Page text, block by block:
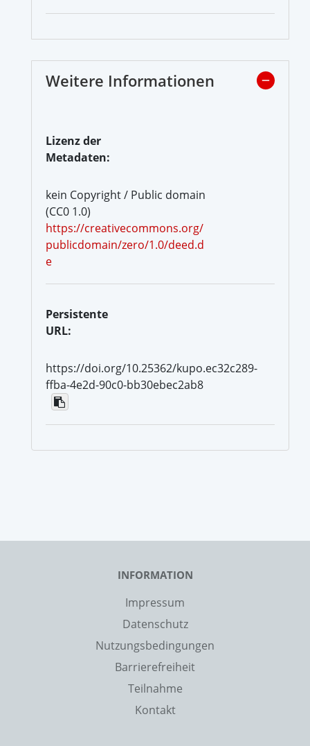
Weitere Informationen
Lizenz der
Metadaten:
kein Copyright / Public domain
(CC0 1.0)
https://creativecommons.org/
publicdomain/zero/1.0/deed.d
e
Persistente
URL:
https://doi.org/10.25362/kupo.ec32c289-
ffba-4e2d-90c0-bb30ebec2ab8
INFORMATION
Impressum
Datenschutz
Nutzungsbedingungen
Barrierefreiheit
Teilnahme
Kontakt